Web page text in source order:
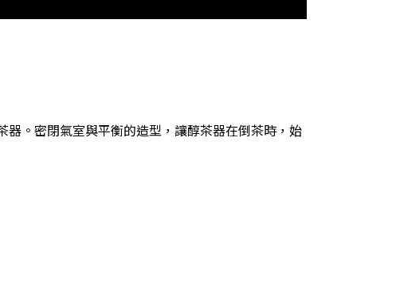
。密閉氣室與平衡的造型，讓醇茶器在倒茶時，始